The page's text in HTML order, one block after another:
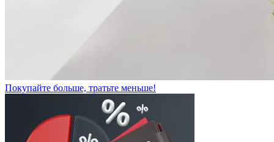
Покупайте больше, тратьте меньше!